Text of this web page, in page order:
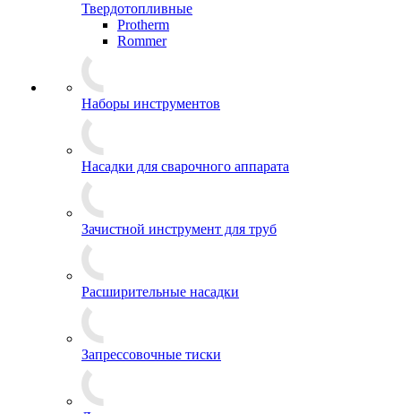
Твердотопливные
Protherm
Rommer
Наборы инструментов
Насадки для сварочного аппарата
Зачистной инструмент для труб
Расширительные насадки
Запрессовочные тиски